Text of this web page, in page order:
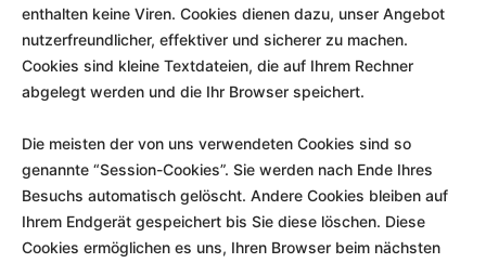
enthalten keine Viren. Cookies dienen dazu, unser Angebot
nutzerfreundlicher, effektiver und sicherer zu machen.
Cookies sind kleine Textdateien, die auf Ihrem Rechner
abgelegt werden und die Ihr Browser speichert.
Die meisten der von uns verwendeten Cookies sind so
genannte “Session-Cookies”. Sie werden nach Ende Ihres
Besuchs automatisch gelöscht. Andere Cookies bleiben auf
Ihrem Endgerät gespeichert bis Sie diese löschen. Diese
Cookies ermöglichen es uns, Ihren Browser beim nächsten